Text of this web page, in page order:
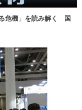
危機」を読み解く 国